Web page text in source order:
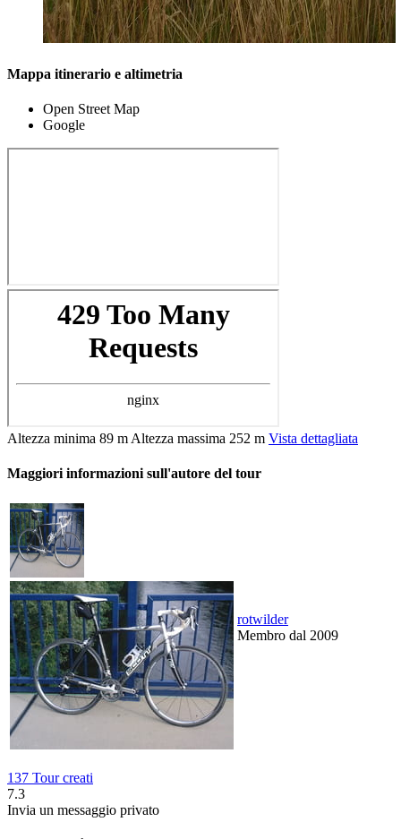
Mappa itinerario e altimetria
Open Street Map
Google
Altezza minima 89 m Altezza massima 252 m Vista dettagliata
Maggiori informazioni sull'autore del tour
rotwilder
Membro dal 2009
137 Tour creati
7.3
Invia un messaggio privato